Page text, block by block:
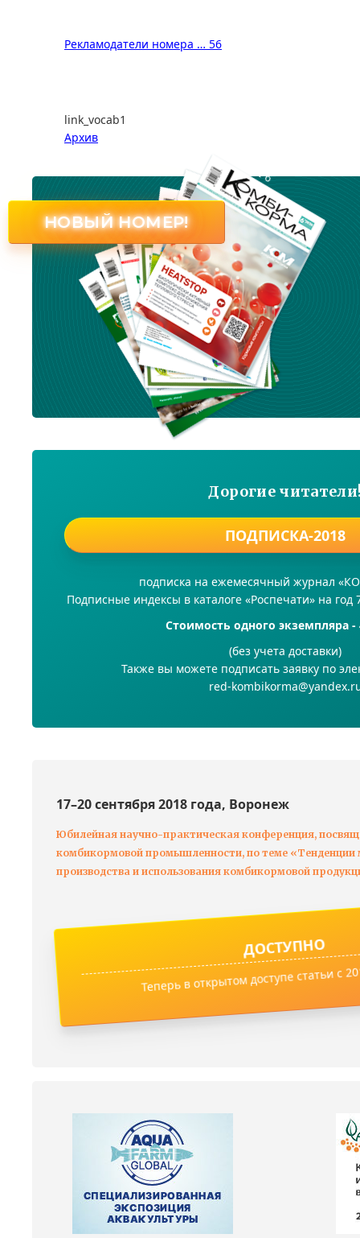
Рекламодатели номера … 56
link_vocab1
Архив
НОВЫЙ НОМЕР!
№ 6
Дорогие
ПОДПИСКА-2018
подписка на ежемесячный журнал
Подписные индексы в каталоге «Роспечати» на год
Стоимость одного экземпляра -
(без учета доставки)
Также вы можете подписать заявку по
red-
17–20 сентября 2018 года, Воронеж
Юбилейная научно-практическая конференция,
комбикормовой промышленности, по теме «Тенденции
производства и использования комбикормовой
ДОСТУПНО
Теперь в открытом доступе статьи с